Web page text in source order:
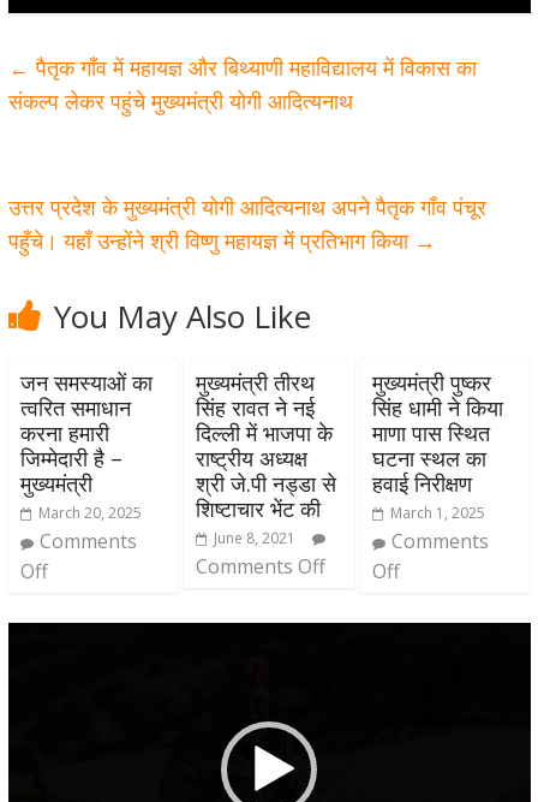
← पैतृक गाँव में महायज्ञ और बिथ्याणी महाविद्यालय में विकास का
संकल्प लेकर पहुंचे मुख्यमंत्री योगी आदित्यनाथ
उत्तर प्रदेश के मुख्यमंत्री योगी आदित्यनाथ अपने पैतृक गाँव पंचूर
पहुँचे। यहाँ उन्होंने श्री विष्णु महायज्ञ में प्रतिभाग किया →
You May Also Like
जन समस्याओं का
त्वरित समाधान
करना हमारी
जिम्मेदारी है –
मुख्यमंत्री
March 20, 2025
Comments
Off
मुख्यमंत्री तीरथ
सिंह रावत ने नई
दिल्ली में भाजपा के
राष्ट्रीय अध्यक्ष
श्री जे.पी नड्डा से
शिष्टाचार भेंट की
June 8, 2021
Comments Off
मुख्यमंत्री पुष्कर
सिंह धामी ने किया
माणा पास स्थित
घटना स्थल का
हवाई निरीक्षण
March 1, 2025
Comments
Off